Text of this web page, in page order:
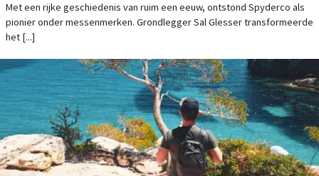
Met een rijke geschiedenis van ruim een eeuw, ontstond Spyderco als
pionier onder messenmerken. Grondlegger Sal Glesser transformeerde
het [...]